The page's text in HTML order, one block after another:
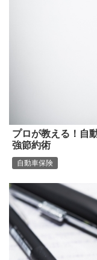
プロが教える！自
強節約術
自動車保険